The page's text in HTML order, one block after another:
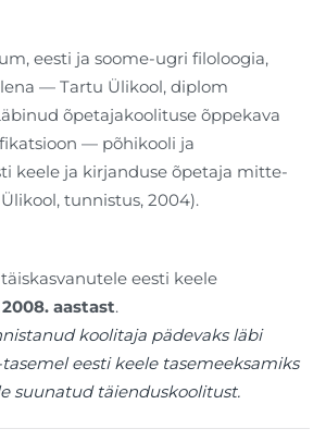
eesti ja soome-ugri filoloogia,
— Tartu Ülikool, diplom
õpetajakoolituse õppekava
— põhikooli ja
keele ja kirjanduse õpetaja mitte-
tunnistus, 2004).
eesti keele
2008. aastast.
koolitaja pädevaks läbi
tasemel eesti keele tasemeeksamiks
suunatud täienduskoolitust.